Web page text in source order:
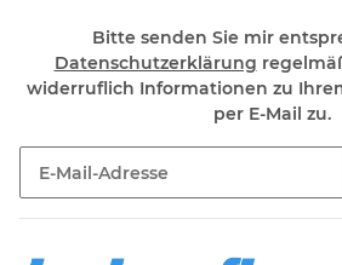
Bitte senden Sie mir
Datenschutzerklärung
widerruflich Informationen zu
per E-Mail zu.